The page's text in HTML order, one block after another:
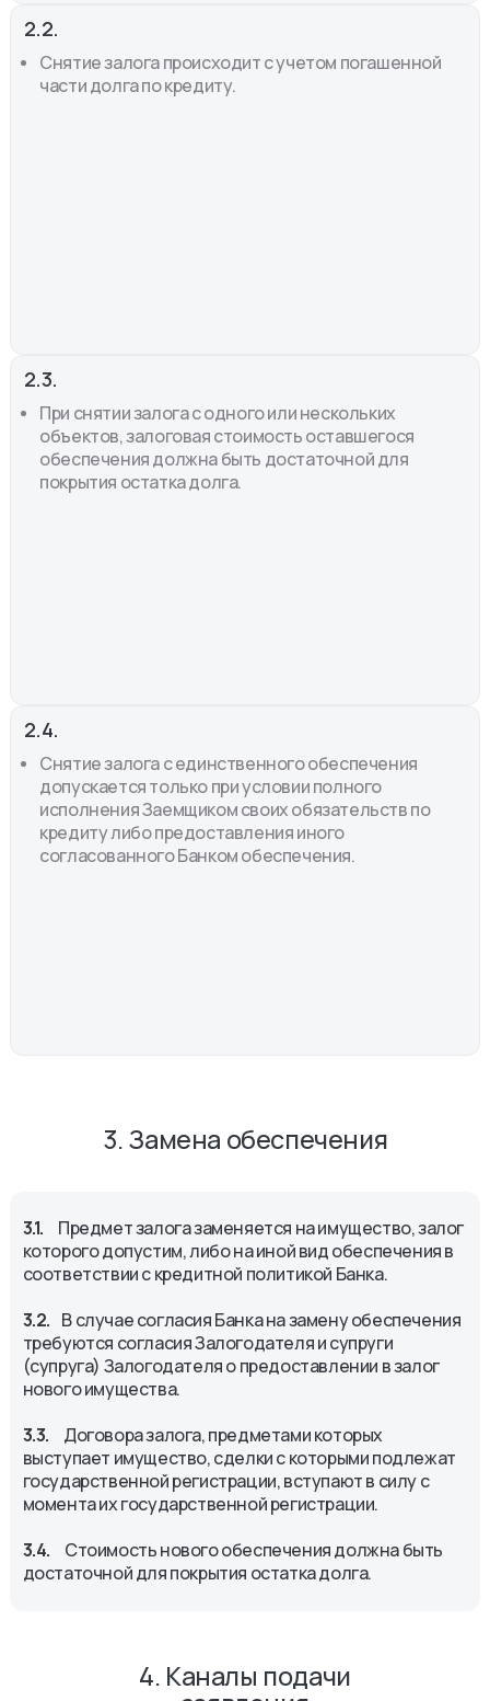
2.2.
Снятие залога происходит с учетом погашенной
части долга по кредиту.
2.3.
При снятии залога с одного или нескольких
объектов, залоговая стоимость оставшегося
обеспечения должна быть достаточной для
покрытия остатка долга.
2.4.
Снятие залога с единственного обеспечения
допускается только при условии полного
исполнения Заемщиком своих обязательств по
кредиту либо предоставления иного
согласованного Банком обеспечения.
3. Замена обеспечения
3.1.
Предмет залога заменяется на имущество, залог
которого допустим, либо на иной вид обеспечения в
соответствии с кредитной политикой Банка.
3.2. В случае согласия Банка на замену обеспечения
требуются согласия Залогодателя и супруги
(супруга) Залогодателя о предоставлении в залог
нового имущества.
3.3.
Договора залога, предметами которых
выступает имущество, сделки с которыми подлежат
государственной регистрации, вступают в силу с
момента их государственной регистрации.
3.4.
Стоимость нового обеспечения должна быть
достаточной для покрытия остатка долга.
4. Каналы подачи